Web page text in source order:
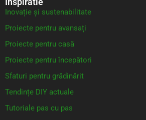
Inovație și sustenabilitate
Proiecte pentru avansați
Proiecte pentru casă
Proiecte pentru începători
Sfaturi pentru grădinărit
Tendințe DIY actuale
Tutoriale pas cu pas